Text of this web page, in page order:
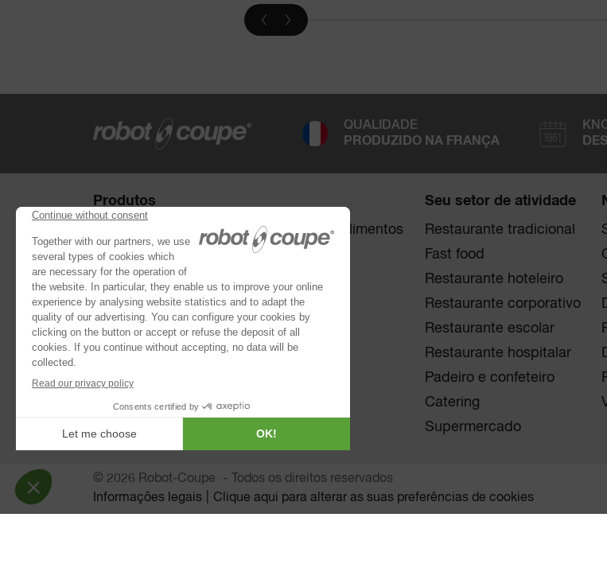
QUALIDADE
PRODUZIDO NA FRANÇA
Produtos
Combinados :Cúter e Processador de alimentos
Coleção de discos
Processadores de alimentos
Cúters
Robot Cook
Blixer ®
Trituradores
Centrifugadoras
Seu setor de atividade
Restaurante tradicional
Fast food
Restaurante hoteleiro
Restaurante corporativo
Restaurante escolar
Restaurante hospitalar
Padeiro e confeteiro
Catering
Supermercado
© 2026 Robot-Coupe
Todos os direitos reservados
Informações legais
Clique aqui para alterar as suas preferências de cookies